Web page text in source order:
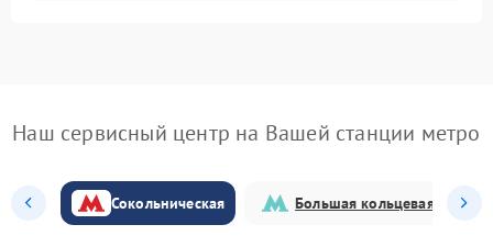
Наш сервисный центр на Вашей станции метро
Сокольническая Большая кольцевая